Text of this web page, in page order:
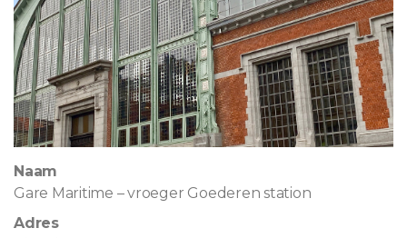
Naam
Gare Maritime – vroeger Goederen station
Adres